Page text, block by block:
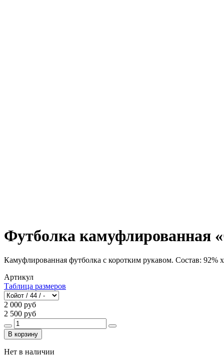
Футболка камуфлированная
Камуфлированная футболка с коротким рукавом. Состав: 92%
Артикул
Таблица размеров
2 000 руб
2 500 руб
В корзину
Нет в наличии